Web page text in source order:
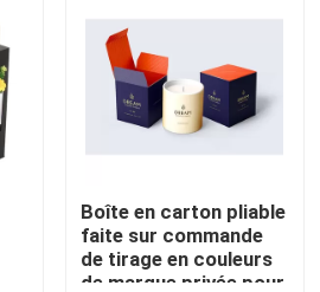
Boîte en carton pliable
faite sur commande
de tirage en couleurs
de marque privée pour